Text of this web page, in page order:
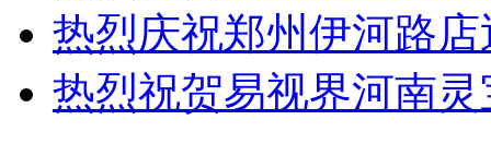
热烈庆祝郑州伊河路
热烈祝贺易视界河南